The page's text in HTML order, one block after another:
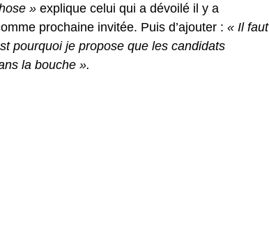
» explique celui qui a dévoilé il y a
prochaine invitée. Puis d’ajouter : « Il faut
pourquoi je propose que les candidats
la bouche ».